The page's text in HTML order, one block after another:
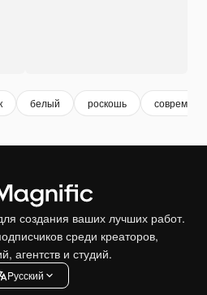
белый роскошь
создания ваших лучших работ.
среди креаторов,
агентств и студий.
Pусский